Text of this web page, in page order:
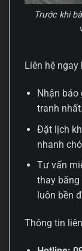
Trước khi
Liên hệ ngay
Nhận báo
tranh nhất.
Đặt lịch
nhanh
Tư vấn
thay băng
luôn bền
Thông tin